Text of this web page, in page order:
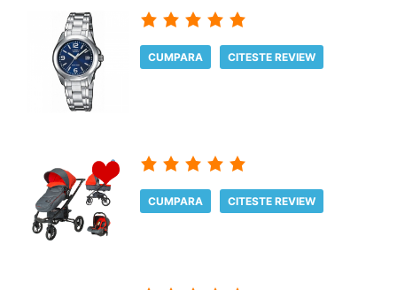
CUMPARA CITESTE REVIEW
CUMPARA CITESTE REVIEW